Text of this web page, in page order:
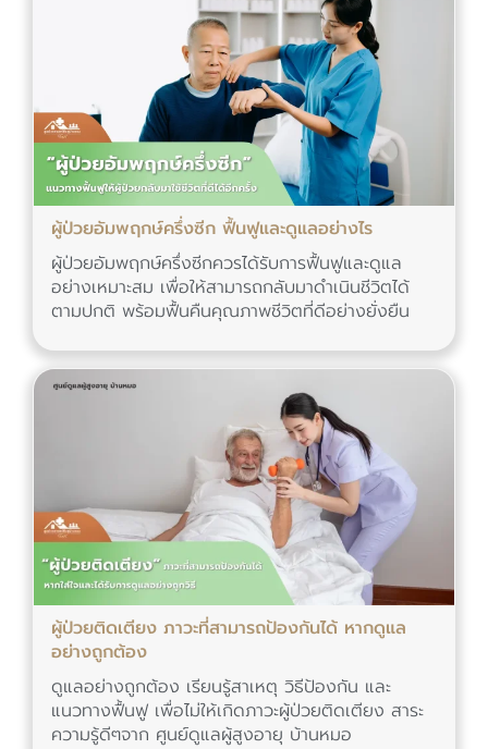
ผู้ป่วยอัมพฤกษ์ครึ่งซีก ฟื้นฟูและดูแลอย่างไร
ผู้ป่วยอัมพฤกษ์ครึ่งซีกควรได้รับการฟื้นฟูและดูแล
อย่างเหมาะสม เพื่อให้สามารถกลับมาดำเนินชีวิตได้
ตามปกติ พร้อมฟื้นคืนคุณภาพชีวิตที่ดีอย่างยั่งยืน
ผู้ป่วยติดเตียง ภาวะที่สามารถป้องกันได้ หากดูแล
อย่างถูกต้อง
ดูแลอย่างถูกต้อง เรียนรู้สาเหตุ วิธีป้องกัน และ
แนวทางฟื้นฟู เพื่อไม่ให้เกิดภาวะผู้ป่วยติดเตียง สาระ
ความรู้ดีๆจาก ศูนย์ดูแลผู้สูงอายุ บ้านหมอ